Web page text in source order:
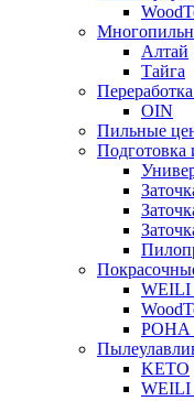
Алтай
Тайга
OIN
Пильные
Подготовка
WEILI
РОНА
KETO
WEILI